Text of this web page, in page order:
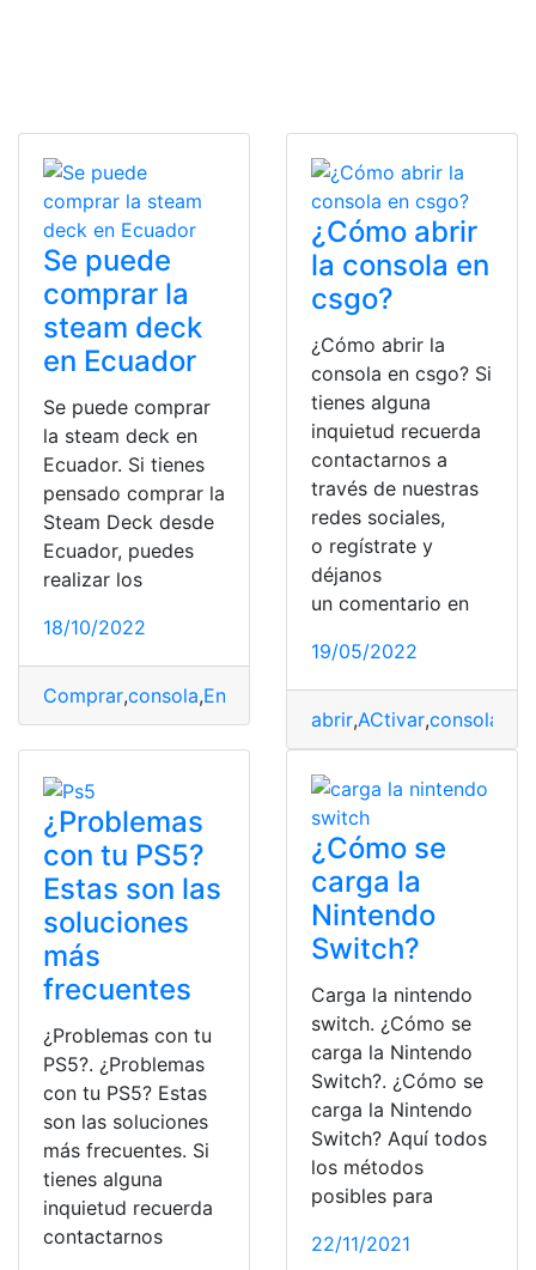
Se puede
comprar la
steam deck
en Ecuador
Se puede comprar
la steam deck en
Ecuador. Si tienes
pensado comprar la
Steam Deck desde
Ecuador, puedes
realizar los
18/10/2022
Comprar,consola,Entrega juegos,Steam
¿Cómo abrir
la consola en
csgo?
¿Cómo abrir la
consola en csgo? Si
tienes alguna
inquietud recuerda
contactarnos a
través de nuestras
redes sociales,
o regístrate y
déjanos
un comentario en
19/05/2022
abrir,ACtivar,consola
¿Problemas
con tu PS5?
Estas son las
soluciones
más
frecuentes
¿Problemas con tu
PS5?. ¿Problemas
con tu PS5? Estas
son las soluciones
más frecuentes. Si
tienes alguna
inquietud recuerda
contactarnos
¿Cómo se
carga la
Nintendo
Switch?
Carga la nintendo
switch. ¿Cómo se
carga la Nintendo
Switch?. ¿Cómo se
carga la Nintendo
Switch? Aquí todos
los métodos
posibles para
22/11/2021